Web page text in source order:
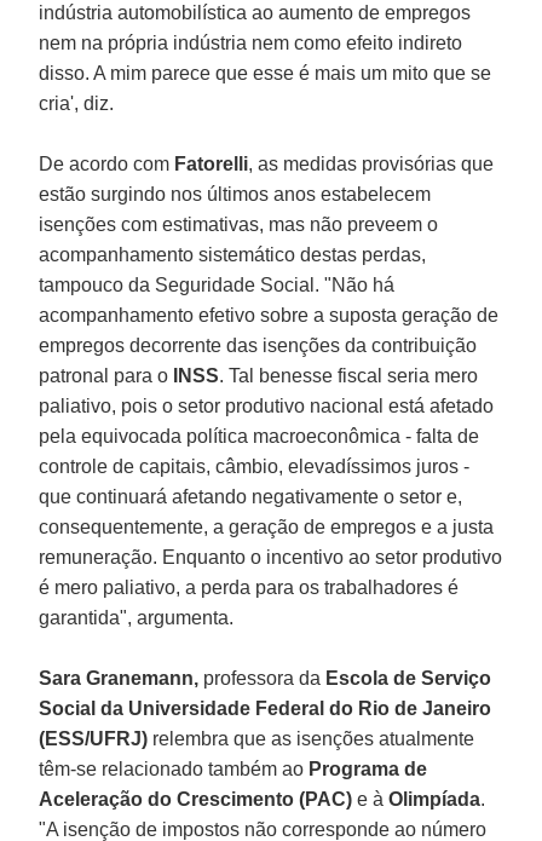
indústria automobilística ao aumento de empregos
nem na própria indústria nem como efeito indireto
disso. A mim parece que esse é mais um mito que se
cria', diz.
De acordo com Fatorelli, as medidas provisórias que
estão surgindo nos últimos anos estabelecem
isenções com estimativas, mas não preveem o
acompanhamento sistemático destas perdas,
tampouco da Seguridade Social. "Não há
acompanhamento efetivo sobre a suposta geração de
empregos decorrente das isenções da contribuição
patronal para o
INSS. Tal benesse fiscal seria mero
paliativo, pois o setor produtivo nacional está afetado
pela equivocada política macroeconômica - falta de
controle de capitais, câmbio, elevadíssimos juros -
que continuará afetando negativamente o setor e,
consequentemente, a geração de empregos e a justa
remuneração. Enquanto o incentivo ao setor produtivo
é mero paliativo, a perda para os trabalhadores é
garantida", argumenta.
Sara Granemann, professora da Escola de Serviço
Social da Universidade Federal do Rio de Janeiro
(ESS/UFRJ) relembra que as isenções atualmente
têm-se relacionado também ao Programa de
Aceleração do Crescimento (PAC) e àOlimpíada.
"A isenção de impostos não corresponde ao número